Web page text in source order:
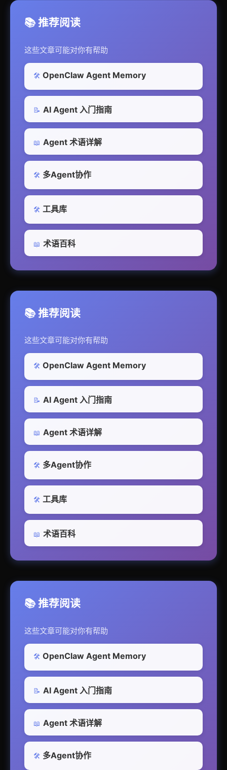
📚 推荐阅读
这些文章可能对你有帮助
🛠️ OpenClaw Agent Memory
📝 AI Agent 入门指南
📖 Agent 术语详解
🛠️ 多Agent协作
🛠️ 工具库
📖 术语百科
📚 推荐阅读
这些文章可能对你有帮助
🛠️ OpenClaw Agent Memory
📝 AI Agent 入门指南
📖 Agent 术语详解
🛠️ 多Agent协作
🛠️ 工具库
📖 术语百科
📚 推荐阅读
这些文章可能对你有帮助
🛠️ OpenClaw Agent Memory
📝 AI Agent 入门指南
📖 Agent 术语详解
🛠️ 多Agent协作